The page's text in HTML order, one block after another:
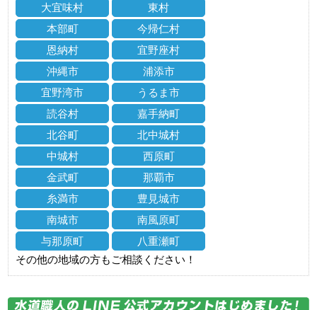
大宜味村
東村
本部町
今帰仁村
恩納村
宜野座村
沖縄市
浦添市
宜野湾市
うるま市
読谷村
嘉手納町
北谷町
北中城村
中城村
西原町
金武町
那覇市
糸満市
豊見城市
南城市
南風原町
与那原町
八重瀬町
その他の地域の方もご相談ください！